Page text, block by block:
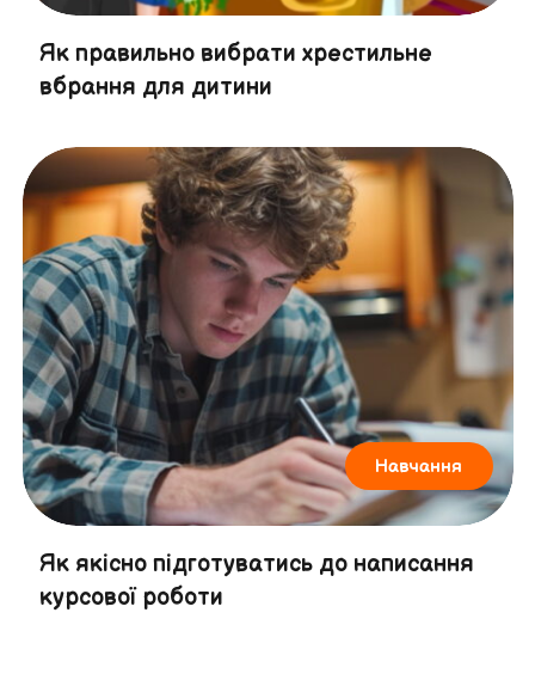
Як правильно вибрати хрестильне
вбрання для дитини
Навчання
Як якісно підготуватись до написання
курсової роботи